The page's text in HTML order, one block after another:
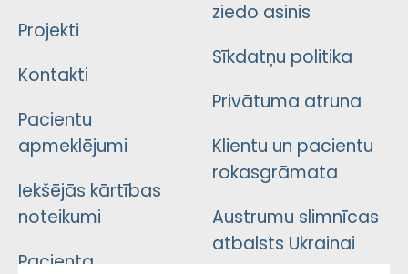
Projekti
Kontakti
Pacientu
apmeklējumi
Iekšējās kārtības
noteikumi
Pacienta
ziedo asinis
Sīkdatņu politika
Privātuma atruna
Klientu un pacientu
rokasgrāmata
Austrumu slimnīcas
atbalsts Ukrainai